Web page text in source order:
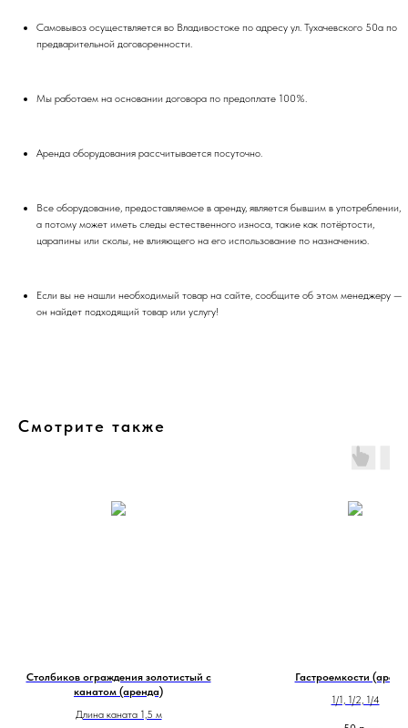
Самовывоз осуществляется во Владивостоке по адресу ул. Тухачевского 50а по
предварительной договоренности.
Мы работаем на основании договора по предоплате 100%.
Аренда оборудования рассчитывается посуточно.
Все оборудование, предоставляемое в аренду, является бывшим в употреблении,
а потому может иметь следы естественного износа, такие как потёртости,
царапины или сколы, не влияющего на его использование по назначению.
Если вы не нашли необходимый товар на сайте, сообщите об этом менеджеру —
он найдет подходящий товар или услугу!
Смотрите также
Столбиков ограждения золотистый с
канатом (аренда)
Длина каната 1,5 м
Гастроемкости
1/1, 1/2, 1/4